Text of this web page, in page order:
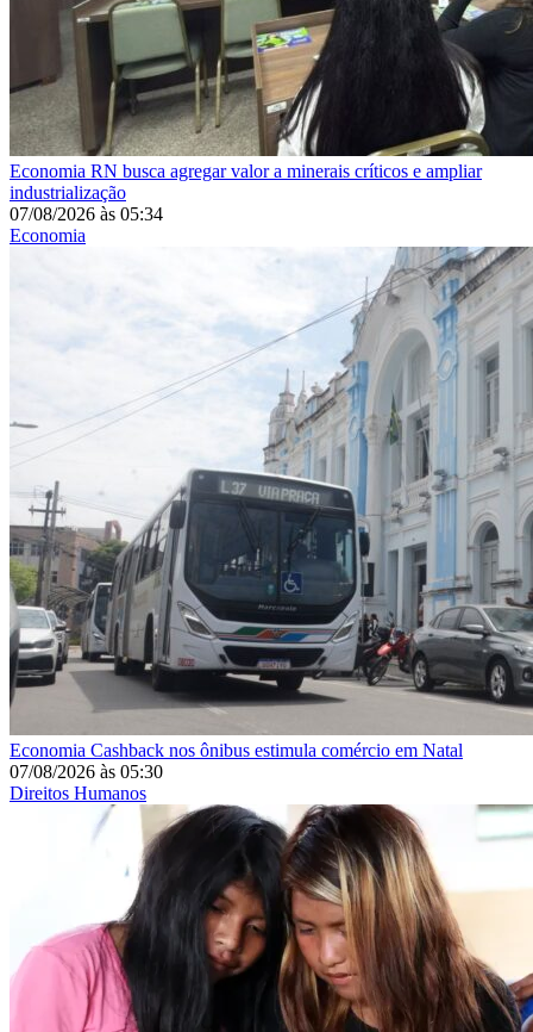
Economia RN busca agregar valor a minerais críticos e ampliar
industrialização
07/08/2026 às 05:34
Economia
Economia Cashback nos ônibus estimula comércio em Natal
07/08/2026 às 05:30
Direitos Humanos